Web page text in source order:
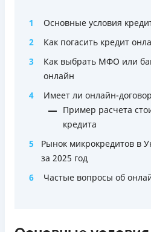
1
Основные условия
2
Как погасить кредит
3
Как выбрать МФО или
онлайн
4
Имеет ли онлайн-
Пример расчета
кредита
5
Рынок микрокредитов в
за 2025 год
6
Частые вопросы об